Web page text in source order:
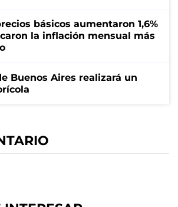
básicos aumentaron 1,6%
la inflación mensual más
Buenos Aires realizará un